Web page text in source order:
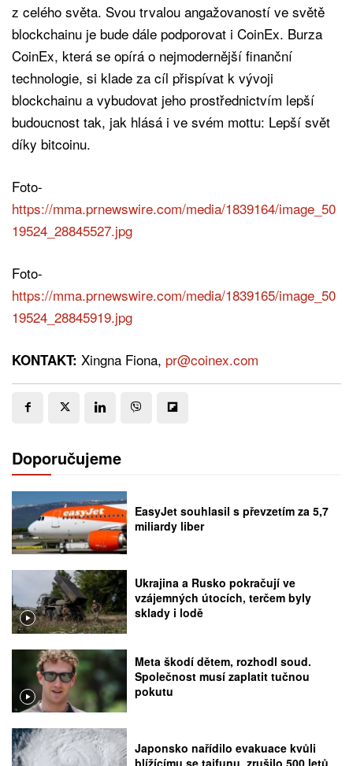
z celého světa. Svou trvalou angažovaností ve světě
blockchainu je bude dále podporovat i CoinEx. Burza
CoinEx, která se opírá o nejmodernější finanční
technologie, si klade za cíl přispívat k vývoji
blockchainu a vybudovat jeho prostřednictvím lepší
budoucnost tak, jak hlásá i ve svém mottu: Lepší svět
díky bitcoinu.
Foto-
https://mma.prnewswire.com/media/1839164/image_50
19524_28845527.jpg
Foto-
https://mma.prnewswire.com/media/1839165/image_50
19524_28845919.jpg
KONTAKT: Xingna Fiona, pr@coinex.com
Doporučujeme
EasyJet souhlasil s převzetím za 5,7
miliardy liber
Ukrajina a Rusko pokračují ve
vzájemných útocích, terčem byly
sklady i lodě
Meta škodí dětem, rozhodl soud.
Společnost musí zaplatit tučnou
pokutu
Japonsko nařídilo evakuace kvůli